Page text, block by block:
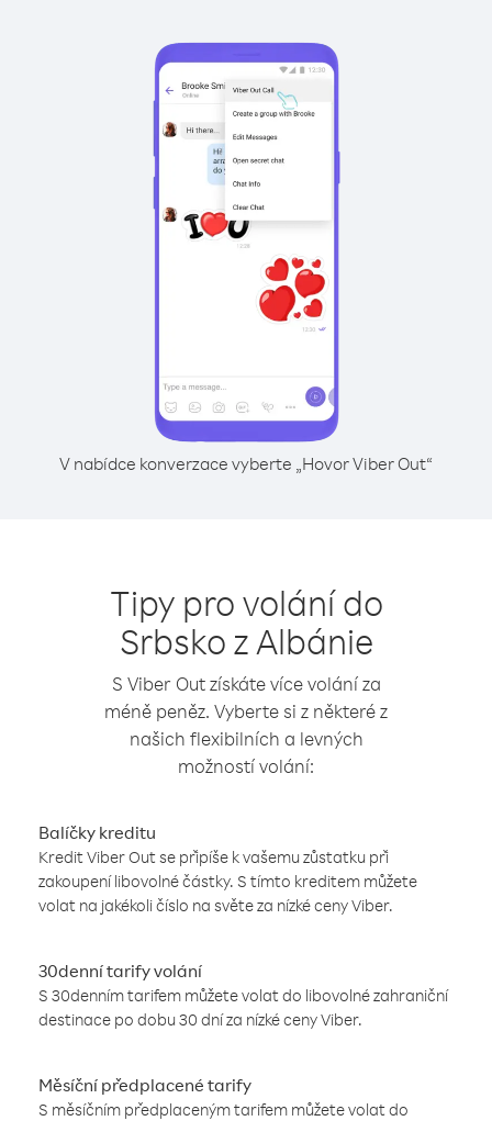
V nabídce konverzace vyberte „Hovor Viber Out“
Tipy pro volání do
Srbsko z Albánie
S Viber Out získáte více volání za
méně peněz. Vyberte si z některé z
našich flexibilních a levných
možností volání:
Balíčky kreditu
Kredit Viber Out se připíše k vašemu zůstatku při
zakoupení libovolné částky. S tímto kreditem můžete
volat na jakékoli číslo na světe za nízké ceny Viber.
30denní tarify volání
S 30denním tarifem můžete volat do libovolné zahraniční
destinace po dobu 30 dní za nízké ceny Viber.
Měsíční předplacené tarify
S měsíčním předplaceným tarifem můžete volat do